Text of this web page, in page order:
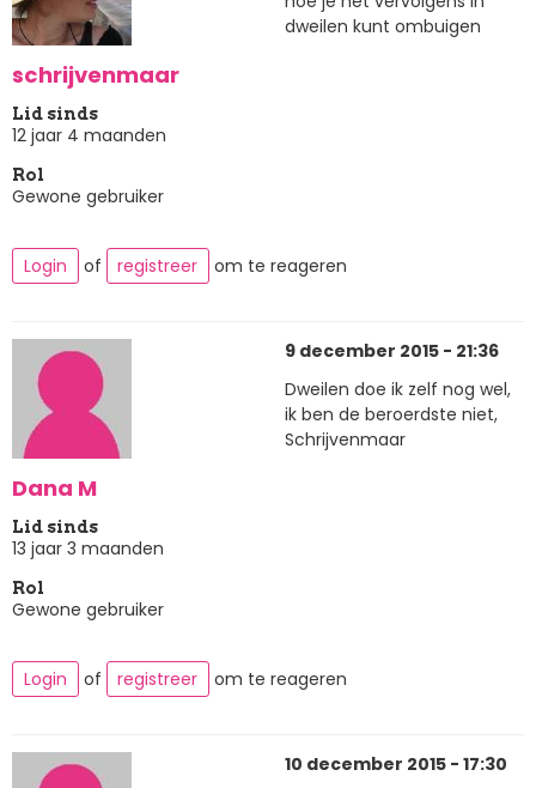
schrijvenmaar
Lid sinds
12 jaar 4 maanden
Rol
Gewone gebruiker
dweilen kunt ombuigen
Login of registreer om te reageren
Dana M
Lid sinds
13 jaar 3 maanden
Rol
Gewone gebruiker
9 december 2015 - 21:36
Dweilen doe ik zelf nog wel,
ik ben de beroerdste niet,
Schrijvenmaar
Login of registreer om te reageren
10 december 2015 - 17:30